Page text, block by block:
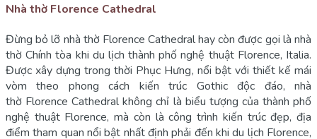
Nhà thờ Florence Cathedral
Đừng bỏ lỡ nhà thờ Florence Cathedral hay còn được gọi là nhà
thờ Chính tòa khi du lịch thành phố nghệ thuật Florence, Italia.
Được xây dựng trong thời Phục Hưng, nổi bật với thiết kế mái
vòm theo phong cách kiến trúc Gothic độc đáo, nhà
thờ Florence Cathedral không chỉ là biểu tượng của thành phố
nghệ thuật Florence, mà còn là công trình kiến trúc đẹp, địa
điểm tham quan nổi bật nhất định phải đến khi du lịch Florence,